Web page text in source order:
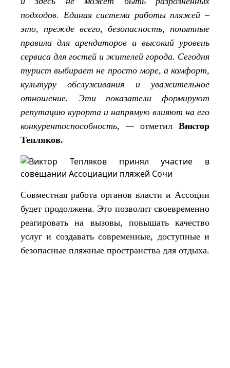
подходов. Единая система работы пляжей –
это, прежде всего, безопасность, понятные
правила для арендаторов и высокий уровень
сервиса для гостей и жителей города. Сегодня
турист выбирает не просто море, а комфорт,
культуру обслуживания и уважительное
отношение. Эти показатели формируют
репутацию курорта и напрямую влияют на его
конкурентоспособность, — отметил Виктор
Тепляков.
Совместная работа органов власти и Ассоции
будет продолжена. Это позволит своевременно
реагировать на вызовы, повышать качество
услуг и создавать современные, доступные и
безопасные пляжные пространства для отдыха.